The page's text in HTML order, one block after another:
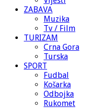
ZABAVA
Muzika
Tv / Film
TURIZAM
Crna Gora
Turska
SPORT
Fudbal
Košarka
Odbojka
Rukomet